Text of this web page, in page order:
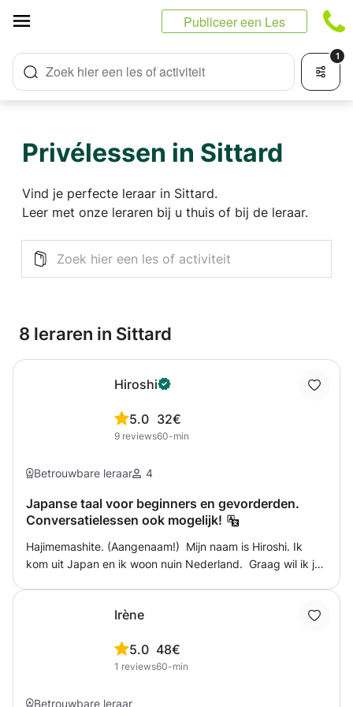
Publiceer een Les
Zoek hier een les of activiteit
1
Privélessen in Sittard
Vind je perfecte leraar in Sittard.
Leer met onze leraren bij u thuis of bij de leraar.
8 leraren in Sittard
Hiroshi
5.0
9 reviews
32€
60-min
Betrouwbare leraar 4
Japanse taal voor beginners en gevorderden.
Conversatielessen ook mogelijk!
Hajimemashite. (Aangenaam!) Mijn naam is Hiroshi. Ik
kom uit Japan en ik woon nuin Nederland. Graag wil ik jou
Het maakt niet uit als je nog helemaal geen japans kent ofIrène
5.0
1 reviews
48€
60-min
Betrouwbare leraar